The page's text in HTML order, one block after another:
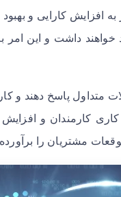
به افزایش کارایی و
داشت و این امر
متداول پاسخ دهند و
کارمندان و
مشتریان را